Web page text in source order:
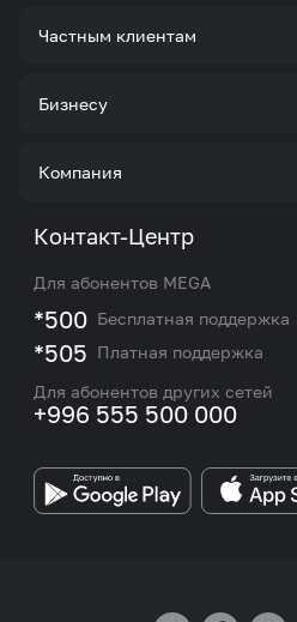
Частным клиентам
Тарифы
Роуминг и международные
eSIM
Подбор номера
Бизнесу
Стать корпоративным клиентом
M2M
Контакты сотрудников отдела
корпоративными и VIP
Компания
О нас
Новости
Карта покрытия сети и
Работа в MEGA
Бренд MEGA
Контакт-Центр
Для абонентов MEGA
*500 Бесплатная поддержка
*505 Платная поддержка
Для абонентов других сетей
+996 555 500 000